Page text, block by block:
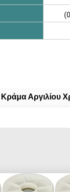
Κράμα Αργιλίου